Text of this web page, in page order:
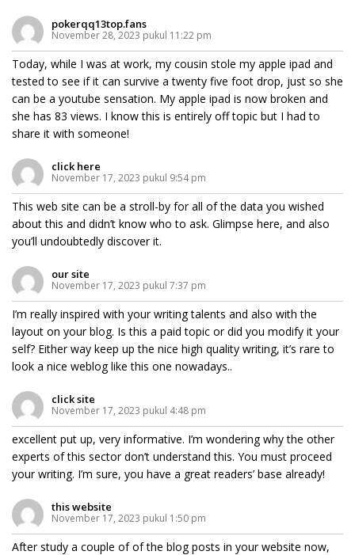
pokerqq13top.fans
November 28, 2023 pukul 11:22 pm
Today, while I was at work, my cousin stole my apple ipad and
tested to see if it can survive a twenty five foot drop, just so she
can be a youtube sensation. My apple ipad is now broken and
she has 83 views. I know this is entirely off topic but I had to
share it with someone!
click here
November 17, 2023 pukul 9:54 pm
This web site can be a stroll-by for all of the data you wished
about this and didn’t know who to ask. Glimpse here, and also
you’ll undoubtedly discover it.
our site
November 17, 2023 pukul 7:37 pm
I’m really inspired with your writing talents and also with the
layout on your blog. Is this a paid topic or did you modify it your
self? Either way keep up the nice high quality writing, it’s rare to
look a nice weblog like this one nowadays..
click site
November 17, 2023 pukul 4:48 pm
excellent put up, very informative. I’m wondering why the other
experts of this sector don’t understand this. You must proceed
your writing. I’m sure, you have a great readers’ base already!
this website
November 17, 2023 pukul 1:50 pm
After study a couple of of the blog posts in your website now,